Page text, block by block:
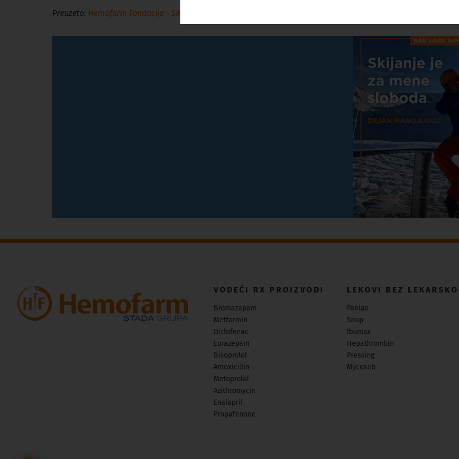
Preuzeto: Hemofarm Fondacija - Skijanje je sledeća najbolja stvar ukoliko nemate krila
VODEĆI RX PROIZVODI
Bromazepam
Metformin
Diclofenac
Lorazepam
Bisoprolol
Amoxicillin
Metoprolol
Azithromycin
Enalapril
Propafenone
LEKOVI BEZ
Panlax
Snup
Ibumax
Hepathrombin
Pressing
Mycoseb